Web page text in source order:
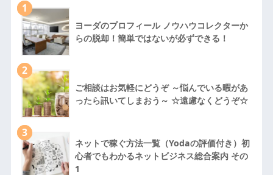
1
ヨーダのプロフィール ノウハウコレクターか
らの脱却！簡単ではないが必ずできる！
2
ご相談はお気軽にどうぞ ～悩んでいる暇があ
ったら訊いてしまおう～ ☆遠慮なくどうぞ☆
3
ネットで稼ぐ方法一覧（Yodaの評価付き）初
心者でもわかるネットビジネス総合案内 その
1